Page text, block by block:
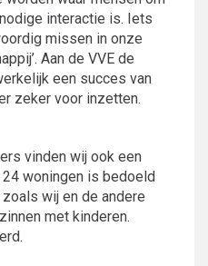
interactie is. Iets
missen in onze
Aan de VVE de
een succes van
zeker voor inzetten.
vinden wij ook een
woningen is bedoeld
wij en de andere
met kinderen.